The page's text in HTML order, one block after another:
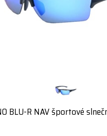
BLU-R NAV športové